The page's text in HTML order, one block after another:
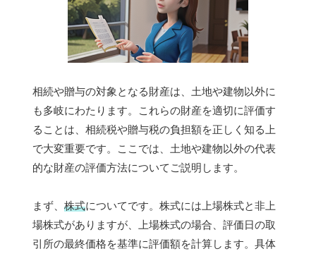
相続や贈与の対象となる財産は、土地や建物以外に
も多岐にわたります。これらの財産を適切に評価す
ることは、相続税や贈与税の負担額を正しく知る上
で大変重要です。ここでは、土地や建物以外の代表
的な財産の評価方法についてご説明します。
まず、 株式についてです。株式には上場株式と非上
場株式がありますが、上場株式の場合、評価日の取
引所の最終価格を基準に評価額を計算します。具体